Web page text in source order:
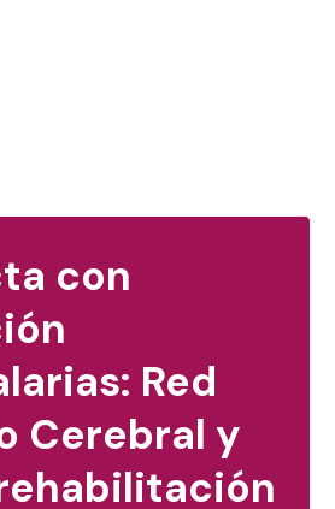
con
Red
Cerebral y